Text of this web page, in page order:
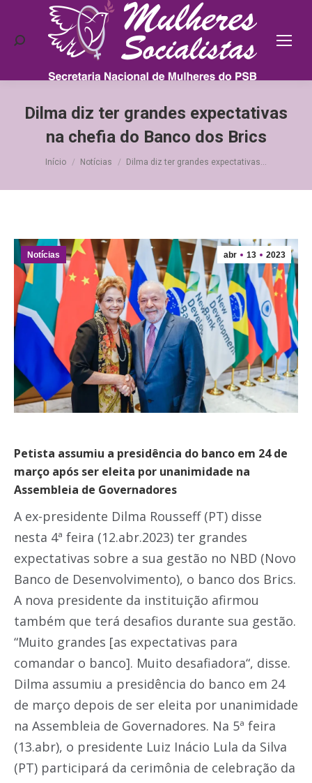
Search:
Dilma diz ter grandes expectativas
na chefia do Banco dos Brics
Você está aqui:
Início Notícias Dilma diz ter grandes expectativas…
abr 13 2023
Notícias
Petista assumiu a presidência do banco em 24 de
março após ser eleita por unanimidade na
Assembleia de Governadores
A ex-presidente Dilma Rousseff (PT) disse
nesta 4ª feira (12.abr.2023) ter grandes
expectativas sobre a sua gestão no NBD (Novo
Banco de Desenvolvimento), o banco dos Brics.
A nova presidente da instituição afirmou
também que terá desafios durante sua gestão.
“Muito grandes [as expectativas para
comandar o banco]. Muito desafiadora“, disse.
Dilma assumiu a presidência do banco em 24
de março depois de ser eleita por unanimidade
na Assembleia de Governadores. Na 5ª feira
(13.abr), o presidente Luiz Inácio Lula da Silva
(PT) participará da cerimônia de celebração da